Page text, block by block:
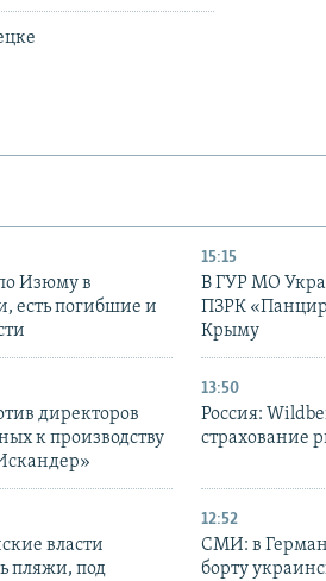
Изюму в
есть погибшие и
15:15
В ГУР МО
ПЗРК
Крыму
директоров
к производству
13:50
Россия:
страхование
власти
пляжи, под
12:52
СМИ: в
борту